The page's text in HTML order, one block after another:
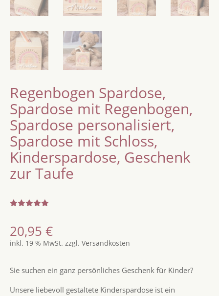
Regenbogen Spardose,
Spardose mit Regenbogen,
Spardose personalisiert,
Spardose mit Schloss,
Kinderspardose, Geschenk
zur Taufe
von 5,
basierend
auf
20,95 €
inkl. 19 % MwSt. zzgl. Versandkosten
Sie suchen ein ganz persönliches Geschenk für Kinder?
Unsere liebevoll gestaltete Kinderspardose ist ein